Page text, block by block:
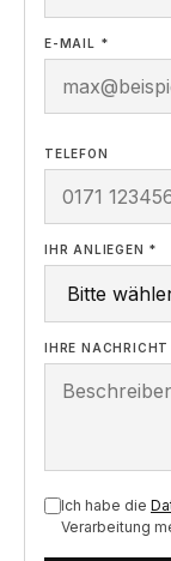
E-MAIL *
TELEFON
IHR ANLIEGEN *
IHRE NACHRICHT
Ich habe die
Verarbeitung